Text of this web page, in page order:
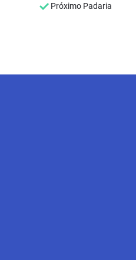
Próximo Padaria